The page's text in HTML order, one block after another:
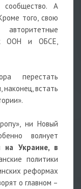
сообщество. А
того, свою
ООН и ОБСЕ,
перестать
встать
ни Новый
волнует
на Украине, в
политики
реформах
о главном –